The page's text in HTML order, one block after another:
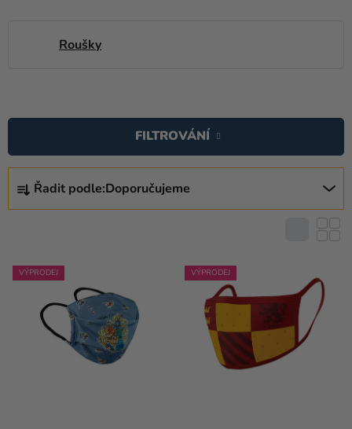
Pečení
Kreativní
potřeby
Témata
Výprodej
Novinky
Roušky
A
Z
Řadit podle:Doporučujeme
FILTROVÁNÍ
Ý
P
I
S
P
DVÝPRODEJ VÝPRODEJ